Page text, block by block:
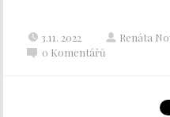
3.11. 2022 Renáta
0 Komentářů